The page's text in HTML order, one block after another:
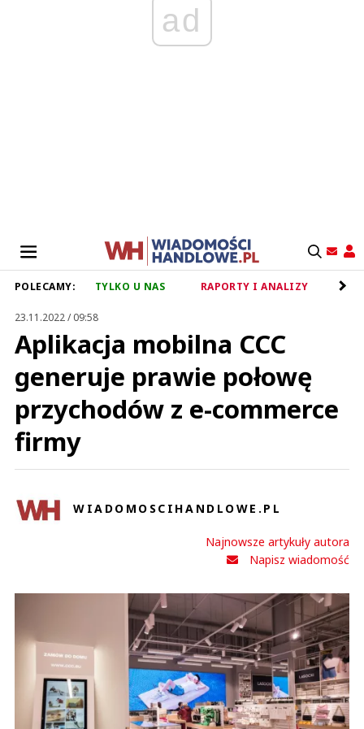
ad
POLECAMY: TYLKO U NAS RAPORTY I ANALIZY
23.11.2022 / 09:58
Aplikacja mobilna CCC
generuje prawie połowę
przychodów z e-commerce
firmy
WIADOMOSCIHANDLOWE.PL
Najnowsze artykuły autora
Napisz wiadomość